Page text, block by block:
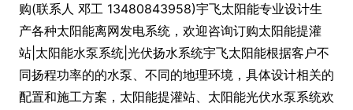
购(联系人 邓工 13480843958)宇飞太阳能专业设计生
产各种太阳能离网发电系统，欢迎咨询订购太阳能提灌
站|太阳能水泵系统|光伏扬水系统宇飞太阳能根据客户不
同扬程功率的的水泵、不同的地理环境，具体设计相关的
配置和施工方案，太阳能提灌站、太阳能光伏水泵系统欢